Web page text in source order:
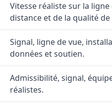
Vitesse réaliste sur la
distance et de la qualité de
Signal, ligne de vue,
données et soutien.
Admissibilité, signal,
réalistes.